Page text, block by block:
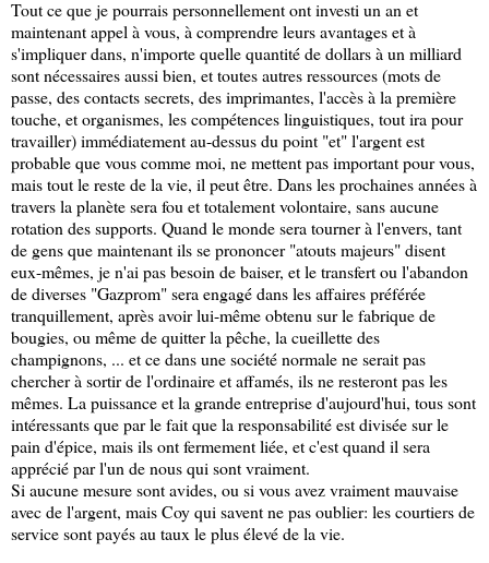
Tout ce que je pourrais personnellement ont investi un an et
maintenant appel à vous, à comprendre leurs avantages et à
s'impliquer dans, n'importe quelle quantité de dollars à un milliard
sont nécessaires aussi bien, et toutes autres ressources (mots de
passe, des contacts secrets, des imprimantes, l'accès à la première
touche, et organismes, les compétences linguistiques, tout ira pour
travailler) immédiatement au-dessus du point "et" l'argent est
probable que vous comme moi, ne mettent pas important pour vous,
mais tout le reste de la vie, il peut être. Dans les prochaines années à
travers la planète sera fou et totalement volontaire, sans aucune
rotation des supports. Quand le monde sera tourner à l'envers, tant
de gens que maintenant ils se prononcer "atouts majeurs" disent
eux-mêmes, je n'ai pas besoin de baiser, et le transfert ou l'abandon
de diverses "Gazprom" sera engagé dans les affaires préférée
tranquillement, après avoir lui-même obtenu sur le fabrique de
bougies, ou même de quitter la pêche, la cueillette des
champignons, ... et ce dans une société normale ne serait pas
chercher à sortir de l'ordinaire et affamés, ils ne resteront pas les
mêmes. La puissance et la grande entreprise d'aujourd'hui, tous sont
intéressants que par le fait que la responsabilité est divisée sur le
pain d'épice, mais ils ont fermement liée, et c'est quand il sera
apprécié par l'un de nous qui sont vraiment.
Si aucune mesure sont avides, ou si vous avez vraiment mauvaise
avec de l'argent, mais Coy qui savent ne pas oublier: les courtiers de
service sont payés au taux le plus élevé de la vie.